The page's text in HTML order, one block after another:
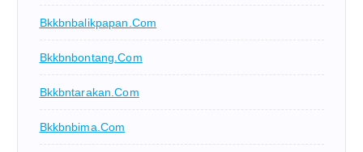
Bkkbnbalikpapan.com
Bkkbnbontang.com
Bkkbntarakan.com
Bkkbnbima.com